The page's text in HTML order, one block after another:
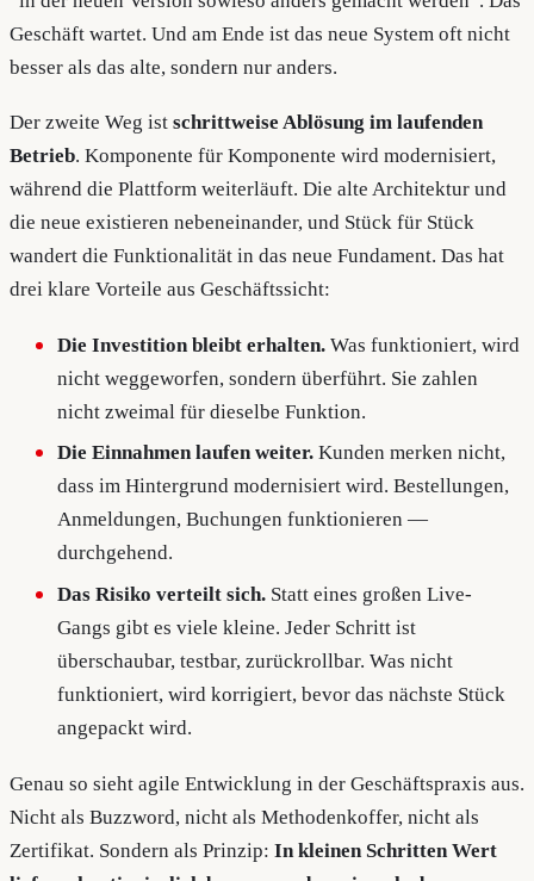
Geschäft wartet. Und am Ende ist das neue System oft nicht
besser als das alte, sondern nur anders.
Der zweite Weg ist schrittweise Ablösung im laufenden
Betrieb. Komponente für Komponente wird modernisiert,
während die Plattform weiterläuft. Die alte Architektur und
die neue existieren nebeneinander, und Stück für Stück
wandert die Funktionalität in das neue Fundament. Das hat
drei klare Vorteile aus Geschäftssicht:
Die Investition bleibt erhalten. Was funktioniert, wird
nicht weggeworfen, sondern überführt. Sie zahlen
nicht zweimal für dieselbe Funktion.
Die Einnahmen laufen weiter. Kunden merken nicht,
dass im Hintergrund modernisiert wird. Bestellungen,
Anmeldungen, Buchungen funktionieren —
durchgehend.
Das Risiko verteilt sich. Statt eines großen Live-
Gangs gibt es viele kleine. Jeder Schritt ist
überschaubar, testbar, zurückrollbar. Was nicht
funktioniert, wird korrigiert, bevor das nächste Stück
angepackt wird.
Genau so sieht agile Entwicklung in der Geschäftspraxis aus.
Nicht als Buzzword, nicht als Methodenkoffer, nicht als
Zertifikat. Sondern als Prinzip: In kleinen Schritten Wert